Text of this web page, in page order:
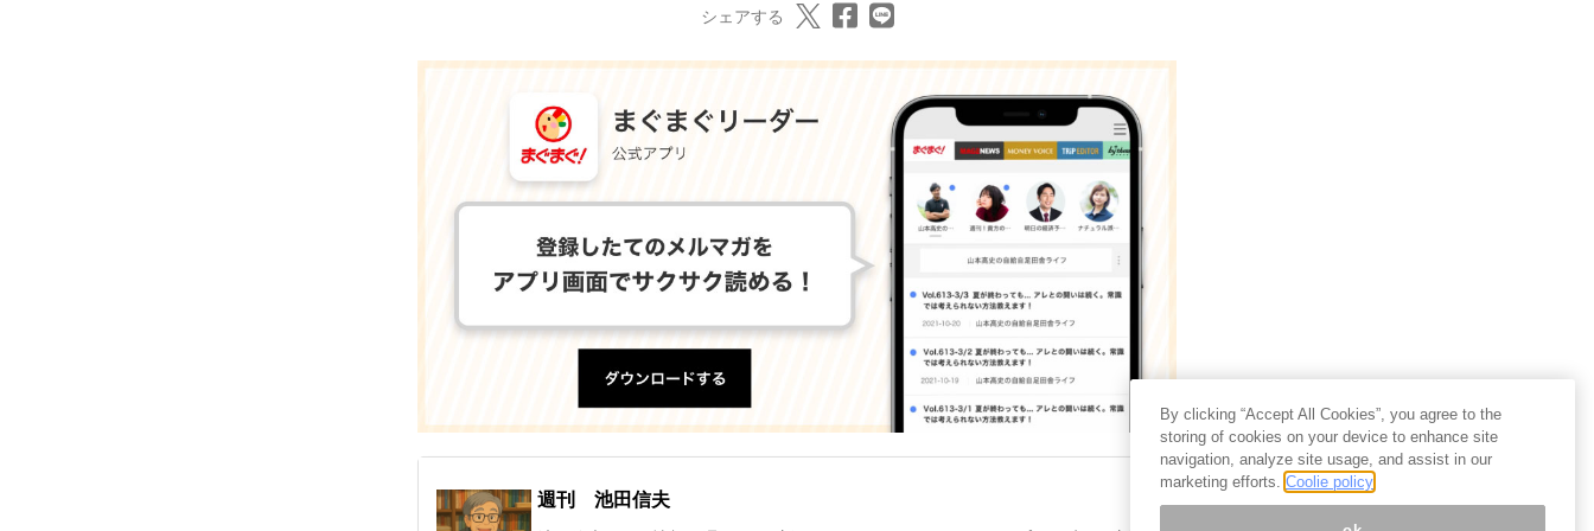
シェアする
週刊 池田信夫
By clicking “Accept All Cookies”, you agree to the
storing of cookies on your device to enhance site
navigation, analyze site usage, and assist in our
marketing efforts. Coolie policy